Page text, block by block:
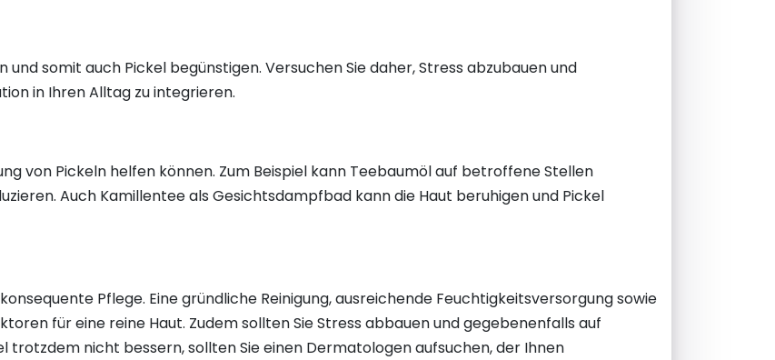
somit auch Pickel begünstigen. Versuchen Sie daher, Stress abzubauen und
in Ihren Alltag zu integrieren.
von Pickeln helfen können. Zum Beispiel kann Teebaumöl auf betroffene Stellen
Auch Kamillentee als Gesichtsdampfbad kann die Haut beruhigen und Pickel
Pflege. Eine gründliche Reinigung, ausreichende Feuchtigkeitsversorgung sowie
für eine reine Haut. Zudem sollten Sie Stress abbauen und gegebenenfalls auf
trotzdem nicht bessern, sollten Sie einen Dermatologen aufsuchen, der Ihnen